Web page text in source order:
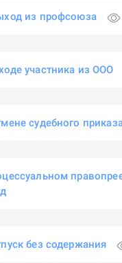
из профсоюза
участника из ООО
судебного
без содержания